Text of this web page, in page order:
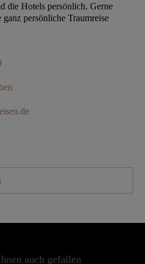
die Hotels persönlich. Gerne
persönliche Traumreise
auch gefallen